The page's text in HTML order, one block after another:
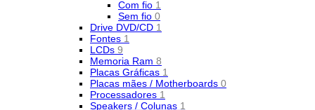
Com fio 1
Sem fio 0
Drive DVD/CD 1
Fontes 1
LCDs 9
Memoria Ram 8
Placas Gráficas 1
Placas mães / Motherboards 0
Processadores 1
Speakers / Colunas 1